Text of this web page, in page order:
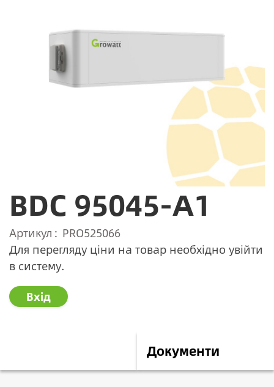
BDC 95045-A1
Артикул
PRO525066
Для перегляду ціни на товар необхідно увійти
в систему.
Вхід
Документи